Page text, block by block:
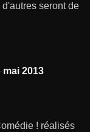
seront de
mai 2013
! réalisés